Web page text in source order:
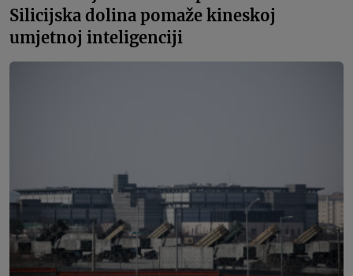
Silicijska dolina pomaže kineskoj
umjetnoj inteligenciji